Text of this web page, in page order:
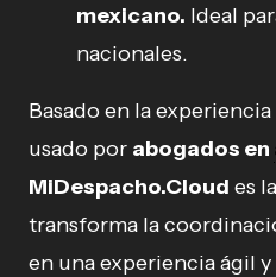
mexicano. Ideal
nacionales.
Basado en la
usado por abogados en
MiDespacho.Cloud es
transforma la
en una experiencia ágil